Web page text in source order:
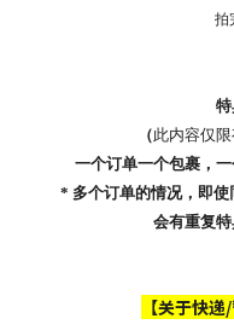
拍
（此内容仅
一个订单一个包裹，一
* 多个订单的情况，即使
会有重复特
【关于快